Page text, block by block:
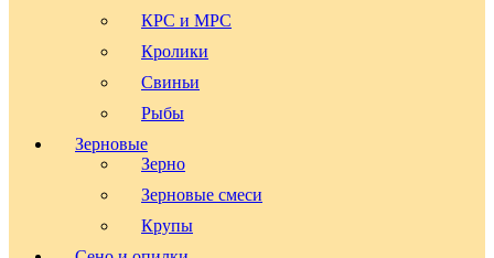
КРС и МРС
Кролики
Свиньи
Рыбы
Зерновые
Зерно
Зерновые смеси
Крупы